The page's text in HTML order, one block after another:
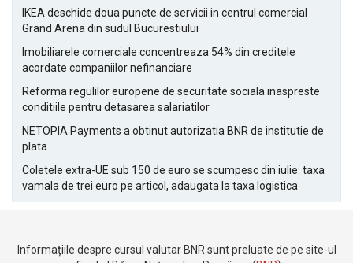
IKEA deschide doua puncte de servicii in centrul comercial
Grand Arena din sudul Bucurestiului
Imobiliarele comerciale concentreaza 54% din creditele
acordate companiilor nefinanciare
Reforma regulilor europene de securitate sociala inaspreste
conditiile pentru detasarea salariatilor
NETOPIA Payments a obtinut autorizatia BNR de institutie de
plata
Coletele extra-UE sub 150 de euro se scumpesc din iulie: taxa
vamala de trei euro pe articol, adaugata la taxa logistica
Informațiile despre cursul valutar BNR sunt preluate de pe site-ul